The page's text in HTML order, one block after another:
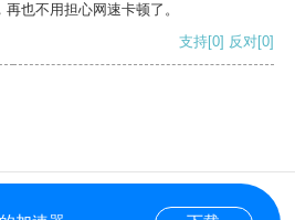
也不用担心网速卡顿了。
支持[0] 反对[0]